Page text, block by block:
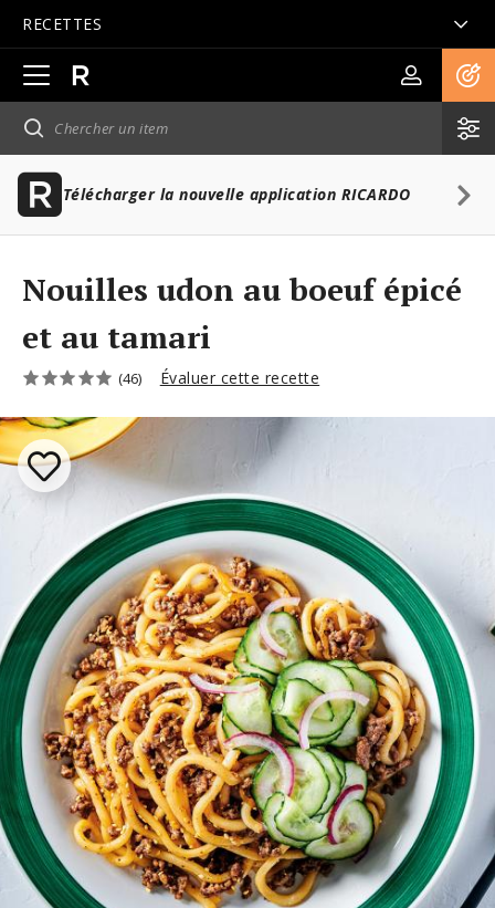
RECETTES
Ouvrir
la
navigation
principale
Télécharger la nouvelle application RICARDO
Nouilles udon au boeuf épicé
et au tamari
(46) Évaluer cette recette